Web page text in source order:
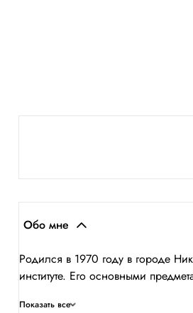
Обо мне
Родился в 1970 году в городе
институте. Его основными
Показать все